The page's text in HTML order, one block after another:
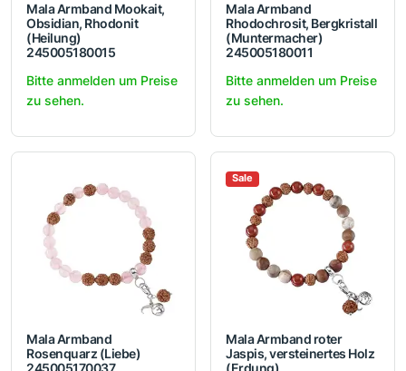
Mala Armband Mookait,
Obsidian, Rhodonit
(Heilung)
245005180015
Bitte anmelden um Preise
zu sehen.
Mala Armband
Rhodochrosit, Bergkristall
(Muntermacher)
245005180011
Bitte anmelden um Preise
zu sehen.
Mala Armband
Rosenquarz (Liebe)
Sale
Mala Armband roter
Jaspis, versteinertes Holz